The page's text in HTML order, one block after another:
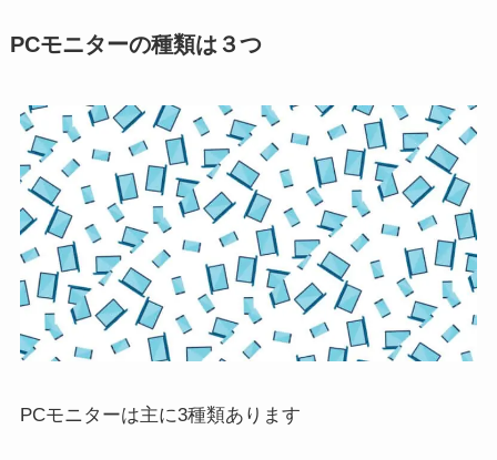
PCモニターの種類は３つ
PCモニターは主に3種類あります